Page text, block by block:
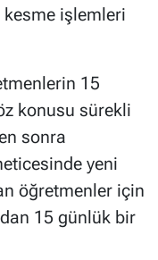
işlemleri
15
konusu sürekli
sonra
yeni
öğretmenler için
15 günlük bir